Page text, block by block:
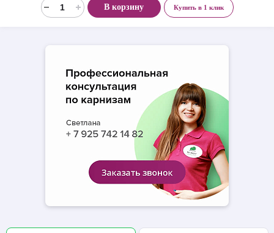
В корзину Купить в 1 клик